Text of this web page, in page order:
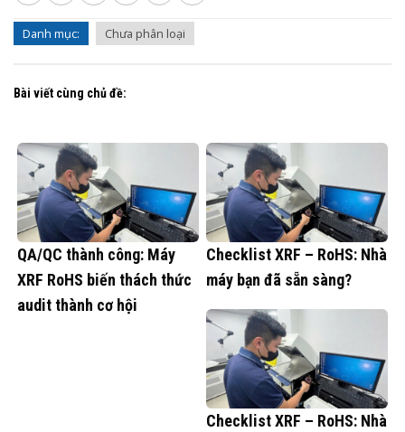
Danh mục: Chưa phân loại
Bài viết cùng chủ đề:
QA/QC thành công: Máy
XRF RoHS biến thách thức
audit thành cơ hội
Checklist XRF – RoHS: Nhà
máy bạn đã sẵn sàng?
Checklist XRF – RoHS: Nhà